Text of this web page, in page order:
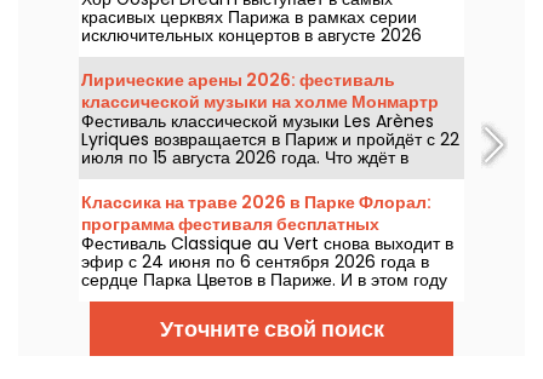
красивых церквях Парижа в рамках серии
исключительных концертов в августе 2026
года. Уникальный музыкальный опыт, который
прославляет надежду, единство и стойкость
через подлинные песнопения
Афроамериканской церкви.
Лирические арены 2026: фестиваль
классической музыки на холме Монмартр
Фестиваль классической музыки Les Arènes
Lyriques возвращается в Париж и пройдёт с 22
июля по 15 августа 2026 года. Что ждёт в
программе? Не менее 16 концертов, которые
пройдут в Аренах Монмартра — идиллическое
место для прослушивания великих шедевров.
Классика на траве 2026 в Парке Флорал:
программа фестиваля бесплатных
концертов
Фестиваль Classique au Vert снова выходит в
эфир с 24 июня по 6 сентября 2026 года в
сердце Парка Цветов в Париже. И в этом году
Classique au Vert приглашает меломанов и
новичков найти подходящий темп и
насладиться прекрасной погодой в компании
признанных и восходящих артистов.
Уточните свой поиск